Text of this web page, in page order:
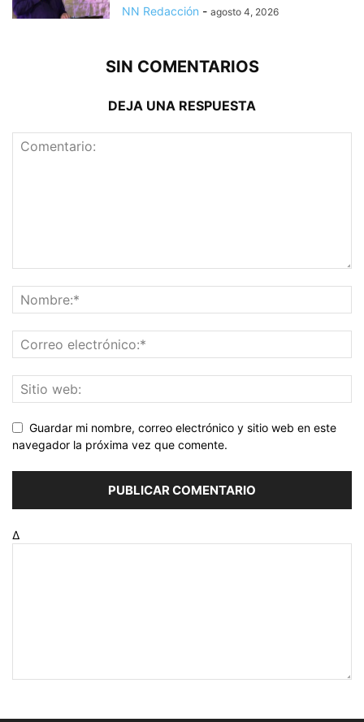
NN Redacción - agosto 4, 2026
SIN COMENTARIOS
DEJA UNA RESPUESTA
Guardar mi nombre, correo electrónico y sitio web en este
navegador la próxima vez que comente.
Δ